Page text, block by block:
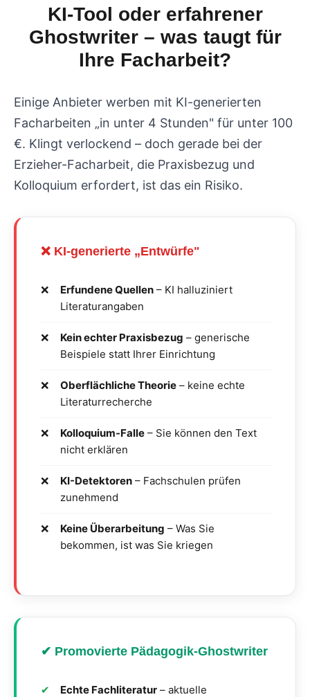
KI-Tool oder erfahrener
Ghostwriter – was taugt für
Ihre Facharbeit?
Einige Anbieter werben mit KI-generierten
Facharbeiten „in unter 4 Stunden" für unter 100
€. Klingt verlockend – doch gerade bei der
Erzieher-Facharbeit, die Praxisbezug und
Kolloquium erfordert, ist das ein Risiko.
❌ KI-generierte „Entwürfe"
Erfundene Quellen – KI halluziniert
Literaturangaben
Kein echter Praxisbezug – generische
Beispiele statt Ihrer Einrichtung
Oberflächliche Theorie – keine echte
Literaturrecherche
Kolloquium-Falle – Sie können den Text
nicht erklären
KI-Detektoren – Fachschulen prüfen
zunehmend
Keine Überarbeitung – Was Sie
bekommen, ist was Sie kriegen
✔ Promovierte Pädagogik-Ghostwriter
Echte Fachliteratur – aktuelle